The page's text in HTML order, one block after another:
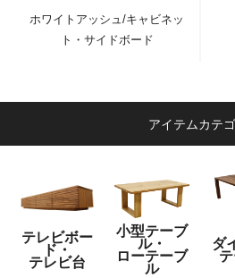
ホワイトアッシュ/キャビネッ
ト・サイドボード
アイテムカテ
テレビボー
ド・
テレビ台
小型テーブ
ル・
ローテーブ
ル
ダ